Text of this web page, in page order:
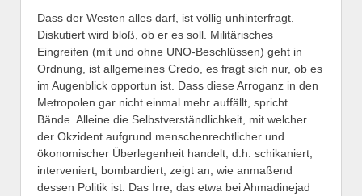
Dass der Westen alles darf, ist völlig unhinterfragt.
Diskutiert wird bloß, ob er es soll. Militärisches
Eingreifen (mit und ohne UNO-Beschlüssen) geht in
Ordnung, ist allgemeines Credo, es fragt sich nur, ob es
im Augenblick opportun ist. Dass diese Arroganz in den
Metropolen gar nicht einmal mehr auffällt, spricht
Bände. Alleine die Selbstverständlichkeit, mit welcher
der Okzident aufgrund menschenrechtlicher und
ökonomischer Überlegenheit handelt, d.h. schikaniert,
interveniert, bombardiert, zeigt an, wie anmaßend
dessen Politik ist. Das Irre, das etwa bei Ahmadinejad